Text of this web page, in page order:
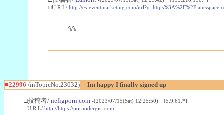
□U R L/ http://es-eventmarketing.com/
%%
■22996 /inTopicNo.23032) Im happy I finally signed up
□投稿者/ nefigporn.com -(2023/07/15(Sat) 12:25:50) [5.9.61.*]
□U R L/ http://https://pornodergisi.com